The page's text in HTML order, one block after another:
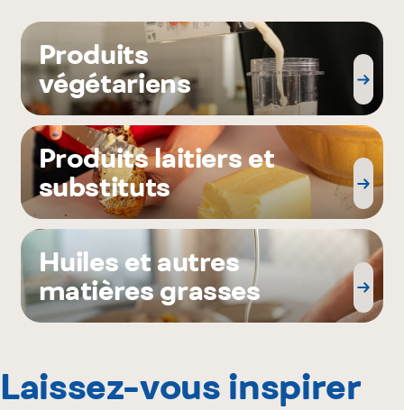
Produits
végétariens
Produits laitiers et
substituts
Huiles et autres
matières grasses
Laissez-vous inspirer